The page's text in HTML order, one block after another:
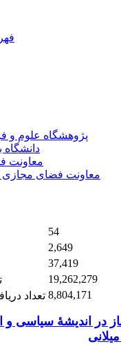
پژوهشگاه علوم و
دانشگاه
معاونت
معاونت فضای مجازی
54
2,649
37,419
19,262,279
تعداد 8,804,171
در اندیشۀ سیاسی و